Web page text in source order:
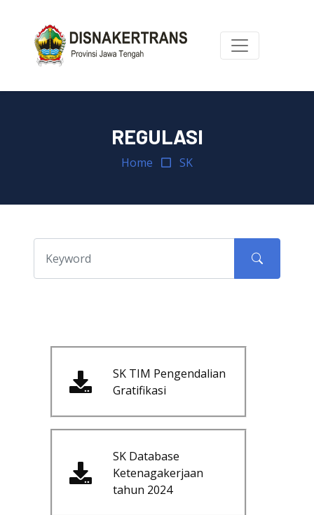
REGULASI
Home SK
SK TIM Pengendalian
Gratifikasi
SK Database
Ketenagakerjaan
tahun 2024